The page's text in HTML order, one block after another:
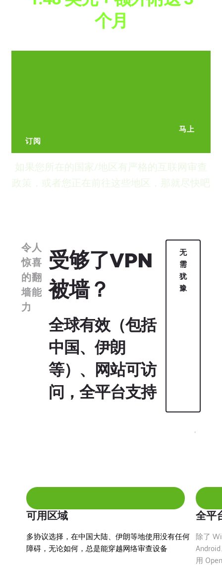
个月
马上
订阅
如果您所在的国家/地区有严格的互联网审查
政策，或者您正在前往这些地区，那就尽快吧
令人
惊喜
的翻
墙能
力
受够了VPN
被墙？
全球有效（包括
中国、伊朗
等）、网站可访
问，全平台支持
无
需
犹
豫
可用区域
多协议选择，在中国大陆、伊朗等地使用没有任何
障碍，无论如何，总是能穿越网络审查设备
全平
除了
用